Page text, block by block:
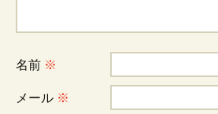
ョ
名前 ※
メール ※